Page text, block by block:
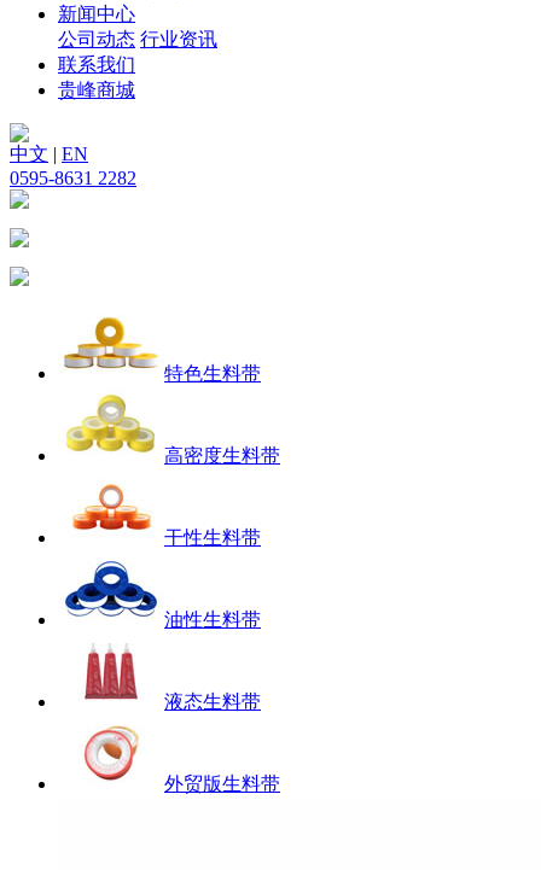
新闻中心
公司动态 行业资讯
联系我们
贵峰商城
中文 | EN
0595-8631 2282
特色生料带
高密度生料带
干性生料带
油性生料带
液态生料带
外贸版生料带